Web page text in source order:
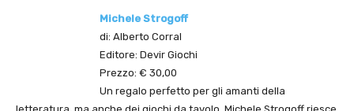
Michele Strogoff
di: Alberto Corral
Editore: Devir Giochi
Prezzo: € 30,00
Un regalo perfetto per gli amanti della